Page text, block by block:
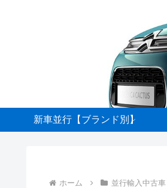
新車並行【ブランド別】
ホーム 並行輸入中古車